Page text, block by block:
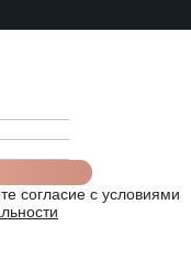
согласие с условиями